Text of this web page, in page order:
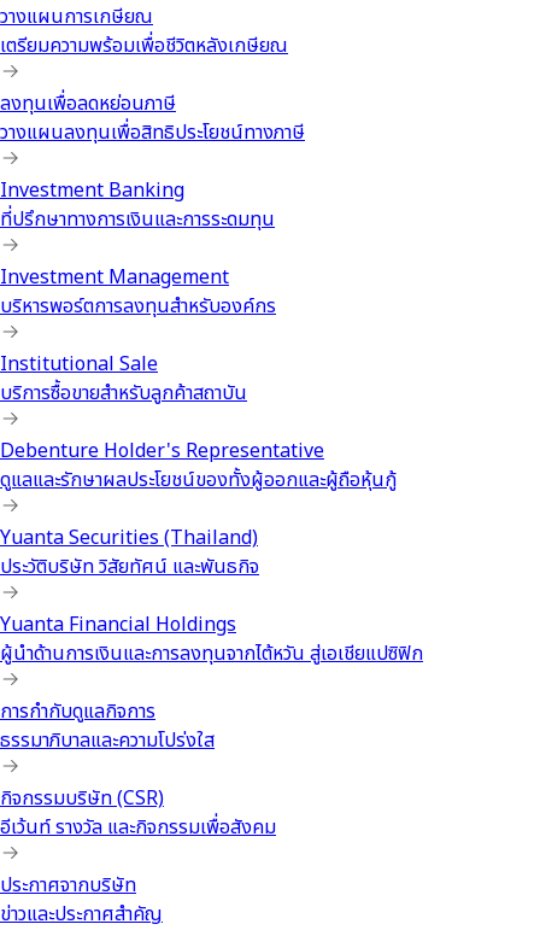
วางแผนการเกษียณ
เตรียมความพร้อมเพื่อชีวิตหลังเกษียณ
ลงทุนเพื่อลดหย่อนภาษี
วางแผนลงทุนเพื่อสิทธิประโยชน์ทางภาษี
Investment Banking
ที่ปรึกษาทางการเงินและการระดมทุน
Investment Management
บริหารพอร์ตการลงทุนสำหรับองค์กร
Institutional Sale
บริการซื้อขายสำหรับลูกค้าสถาบัน
Debenture Holder's Representative
ดูแลและรักษาผลประโยชน์ของทั้งผู้ออกและผู้ถือหุ้นกู้
Yuanta Securities (Thailand)
ประวัติบริษัท วิสัยทัศน์ และพันธกิจ
Yuanta Financial Holdings
ผู้นำด้านการเงินและการลงทุนจากไต้หวัน สู่เอเชียแปซิฟิก
การกำกับดูแลกิจการ
ธรรมาภิบาลและความโปร่งใส
กิจกรรมบริษัท (CSR)
อีเว้นท์ รางวัล และกิจกรรมเพื่อสังคม
ประกาศจากบริษัท
ข่าวและประกาศสำคัญ